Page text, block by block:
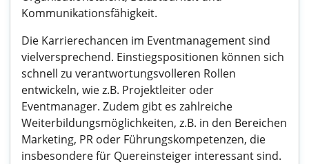
Kommunikationsfähigkeit.
Die Karrierechancen im Eventmanagement sind
vielversprechend. Einstiegspositionen können sich
schnell zu verantwortungsvolleren Rollen
entwickeln, wie z.B. Projektleiter oder
Eventmanager. Zudem gibt es zahlreiche
Weiterbildungsmöglichkeiten, z.B. in den Bereichen
Marketing, PR oder Führungskompetenzen, die
insbesondere für Quereinsteiger interessant sind.